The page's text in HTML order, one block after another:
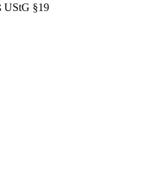
UStG §19